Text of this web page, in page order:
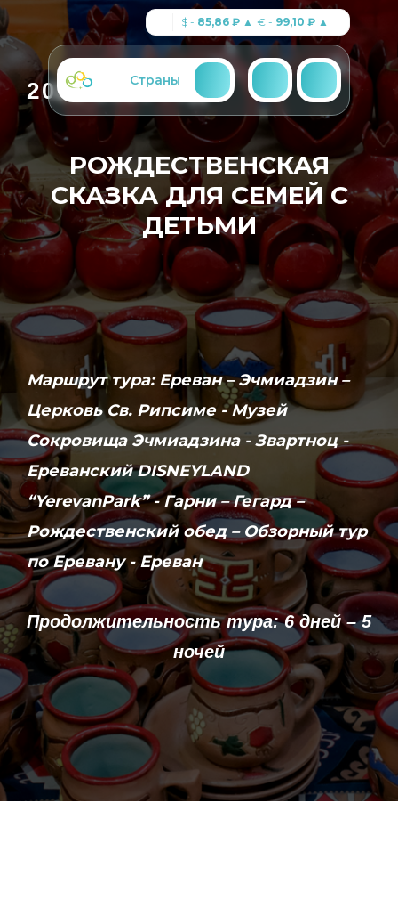
$ - 85,86 ₽ ▲ € - 99,10 ₽ ▲
Страны
2025-2026 год
РОЖДЕСТВЕНСКАЯ
СКАЗКА ДЛЯ СЕМЕЙ С
ДЕТЬМИ
Маршрут тура: Ереван – Эчмиадзин –
Церковь Св. Рипсиме - Музей
Сокровища Эчмиадзина - Звартноц -
Ереванский DISNEYLAND
“YerevanPark” - Гарни – Гегард –
Рождественский обед – Обзорный тур
по Еревану - Ереван
Продолжительность тура: 6 дней – 5
ночей